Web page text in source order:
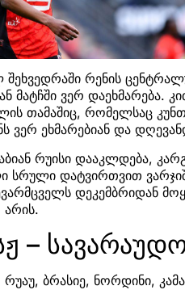
რენის
მატჩში ვერ დაეხმარება.
თამაშიც, რომელსაც
ვერ ეხმარებიან და
რუისი დააკლდება,
დატვირთვით
დეკემბრიდან
არის.
–
რუაუ, ბრასიე, ნორდინი,